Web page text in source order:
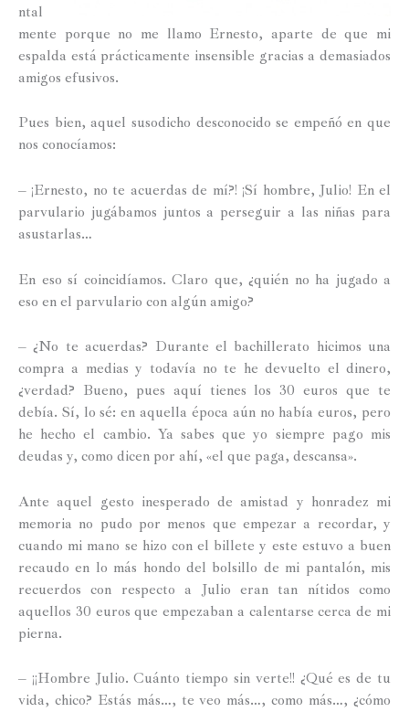
ntal
mente porque no me llamo Ernesto, aparte de que mi
espalda está prácticamente insensible gracias a demasiados
amigos efusivos.
Pues bien, aquel susodicho desconocido se empeñó en que
nos conocíamos:
– ¡Ernesto, no te acuerdas de mí?! ¡Sí hombre, Julio! En el
parvulario jugábamos juntos a perseguir a las niñas para
asustarlas…
En eso sí coincidíamos. Claro que, ¿quién no ha jugado a
eso en el parvulario con algún amigo?
– ¿No te acuerdas? Durante el bachillerato hicimos una
compra a medias y todavía no te he devuelto el dinero,
¿verdad? Bueno, pues aquí tienes los 30 euros que te
debía. Sí, lo sé: en aquella época aún no había euros, pero
he hecho el cambio. Ya sabes que yo siempre pago mis
deudas y, como dicen por ahí, «el que paga, descansa».
Ante aquel gesto inesperado de amistad y honradez mi
memoria no pudo por menos que empezar a recordar, y
cuando mi mano se hizo con el billete y este estuvo a buen
recaudo en lo más hondo del bolsillo de mi pantalón, mis
recuerdos con respecto a Julio eran tan nítidos como
aquellos 30 euros que empezaban a calentarse cerca de mi
pierna.
– ¡¡Hombre Julio. Cuánto tiempo sin verte!! ¿Qué es de tu
vida, chico? Estás más…, te veo más…, como más…, ¿cómo